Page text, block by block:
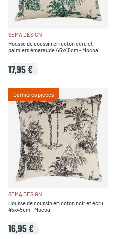
SEMA DESIGN
Housse de coussin en coton écru et
palmiers émeraude 45x45cm - Mocoa
17,95 €
Dernières pièces
SEMA DESIGN
Housse de coussin en coton noir et écru
45x45cm - Mocoa
16,95 €